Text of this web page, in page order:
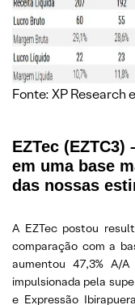
Fonte: XP Research
EZTec (EZTC3)
em uma base
das nossas
A EZTec postou
comparação com a
aumentou 47,3% A/A
impulsionada pela
e Expressão